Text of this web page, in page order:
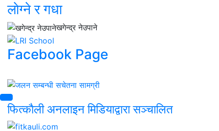
लाेग्ने र गधा
खगेन्द्र नेउपाने
Facebook Page
फित्काैली अनलाइन मिडियाद्वारा सञ्चालित